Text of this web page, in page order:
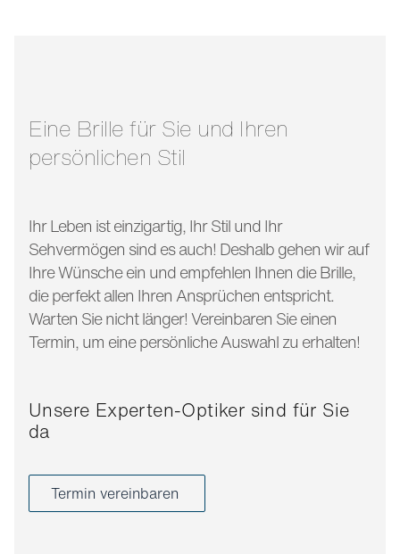
Eine Brille für Sie und Ihren
persönlichen Stil
Ihr Leben ist einzigartig, Ihr Stil und Ihr
Sehvermögen sind es auch! Deshalb gehen wir auf
Ihre Wünsche ein und empfehlen Ihnen die Brille,
die perfekt allen Ihren Ansprüchen entspricht.
Warten Sie nicht länger! Vereinbaren Sie einen
Termin, um eine persönliche Auswahl zu erhalten!
Unsere Experten-Optiker sind für Sie
da
Termin vereinbaren